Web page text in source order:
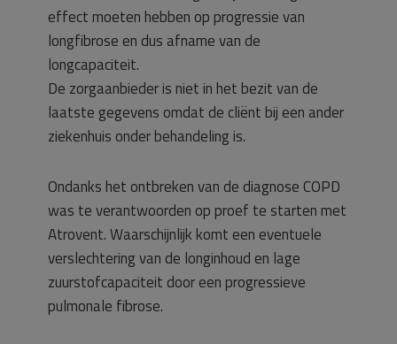
effect moeten hebben op progressie van
longfibrose en dus afname van de
longcapaciteit.
De zorgaanbieder is niet in het bezit van de
laatste gegevens omdat de cliënt bij een ander
ziekenhuis onder behandeling is.
Ondanks het ontbreken van de diagnose COPD
was te verantwoorden op proef te starten met
Atrovent. Waarschijnlijk komt een eventuele
verslechtering van de longinhoud en lage
zuurstofcapaciteit door een progressieve
pulmonale fibrose.